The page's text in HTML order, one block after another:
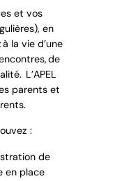
et vos
en
la vie d’une
de
L’APEL
parents et
:
de
en place